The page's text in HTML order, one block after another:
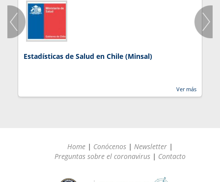
Estadísticas de Salud en Chile (Minsal)
Ver más
Home | Conócenos | Newsletter |
Preguntas sobre el coronavirus | Contacto